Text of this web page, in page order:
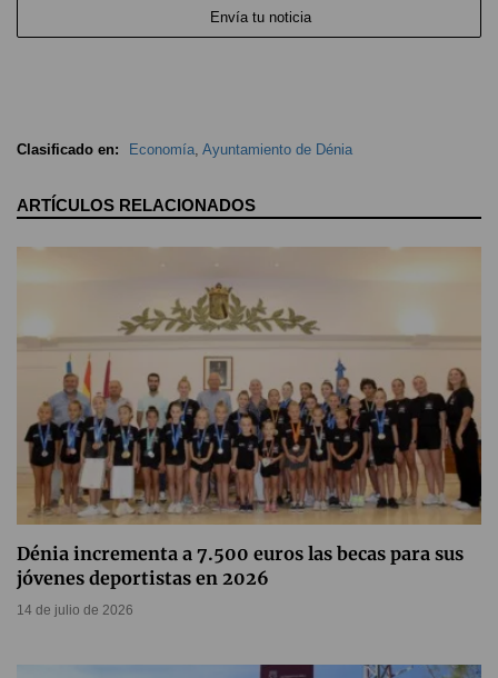
Envía tu noticia
Clasificado en: Economía, Ayuntamiento de Dénia
ARTÍCULOS RELACIONADOS
Dénia incrementa a 7.500 euros las becas para sus
jóvenes deportistas en 2026
14 de julio de 2026